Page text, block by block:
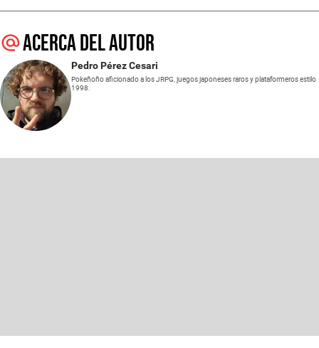
Acerca del autor
Pedro Pérez Cesari
Pokeñoño aficionado a los JRPG, juegos japoneses raros y plataformeros estilo
1998.